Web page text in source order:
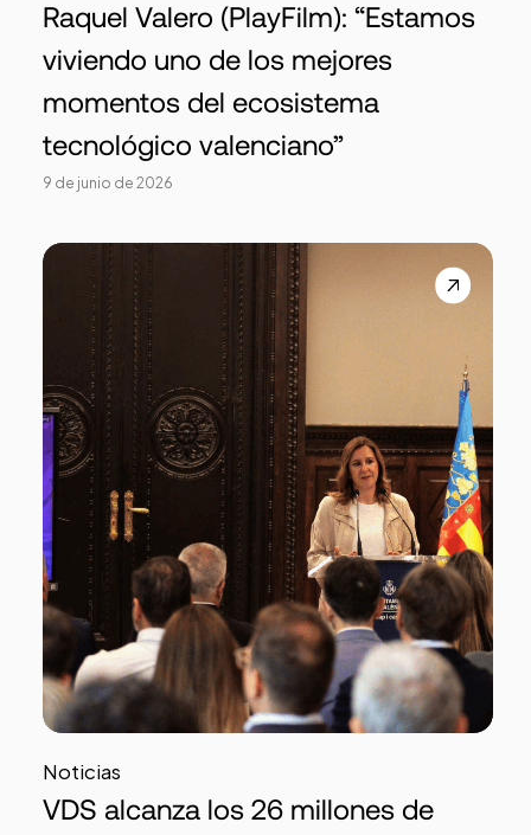
Raquel Valero (PlayFilm): “Estamos
viviendo uno de los mejores
momentos del ecosistema
tecnológico valenciano”
9 de junio de 2026
Noticias
VDS alcanza los 26 millones de